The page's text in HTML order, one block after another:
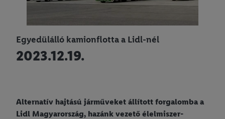
Egyedülálló kamionflotta a Lidl-nél
2023.12.19.
Alternatív hajtású járműveket állított forgalomba a
Lidl Magyarország, hazánk vezető élelmiszer-